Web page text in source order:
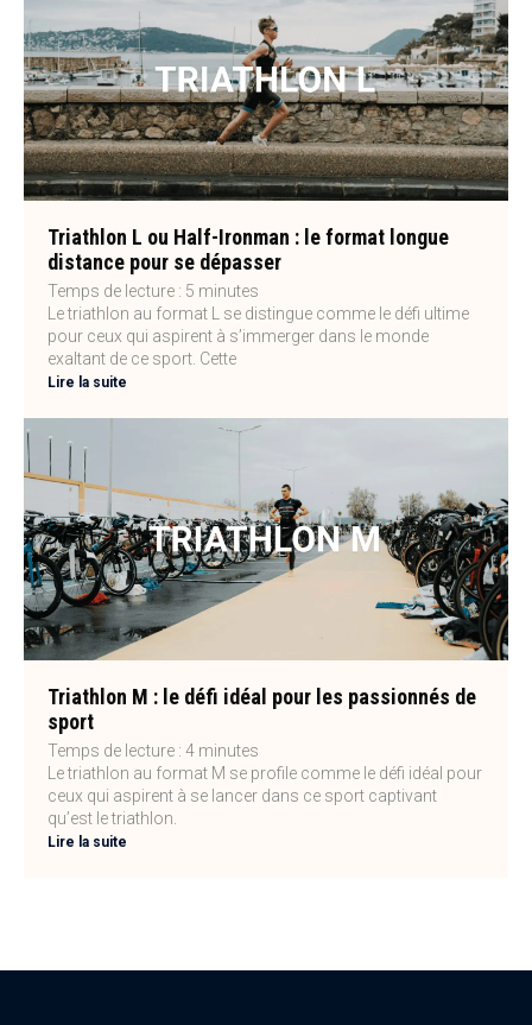
Triathlon L ou Half-Ironman : le format longue
distance pour se dépasser
Temps de lecture : 5 minutes
Le triathlon au format L se distingue comme le défi ultime
pour ceux qui aspirent à s’immerger dans le monde
exaltant de ce sport. Cette
Lire la suite
Triathlon M : le défi idéal pour les passionnés de
sport
Temps de lecture : 4 minutes
Le triathlon au format M se profile comme le défi idéal pour
ceux qui aspirent à se lancer dans ce sport captivant
qu’est le triathlon.
Lire la suite